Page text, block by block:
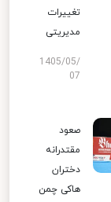
تغییرات
مدیریتی
1405/05/
07
صعود
مقتدرانه
دختران
هاکی چمن